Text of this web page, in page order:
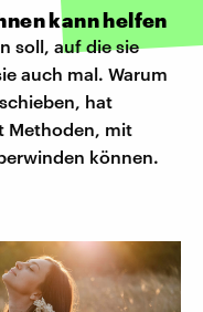
kann helfen
soll, auf die sie
auch mal. Warum
hat
Methoden, mit
können.